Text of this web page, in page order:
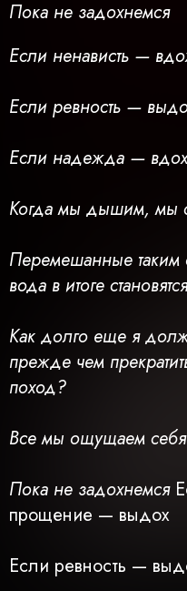
Пока не задохнемся
Если ненависть —
Если ревность —
Если надежда —
Когда мы дышим, мы
Перемешанные
вода в итоге
Как долго еще я
прежде чем
поход?
Все мы ощущаем
Пока не задохнемся
прощение — выдох
Если ревность —